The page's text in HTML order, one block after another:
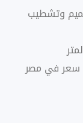
20% خصم تصميم وتشطيب
سعر في مصر